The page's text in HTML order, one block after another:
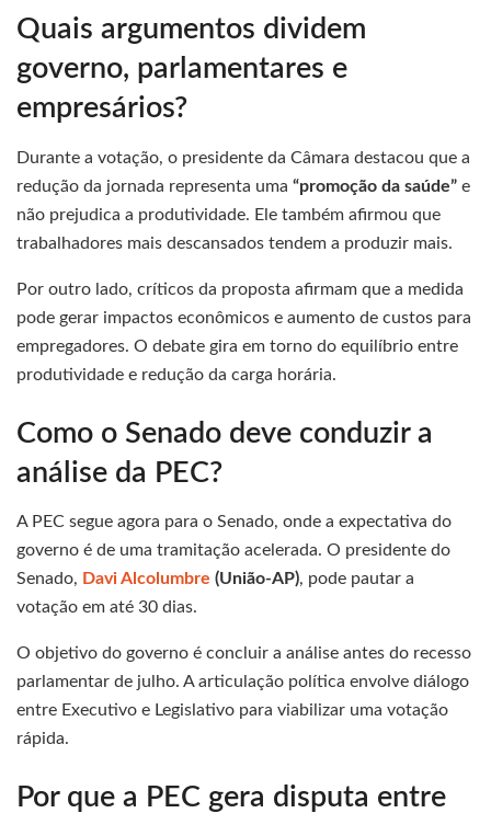
Quais argumentos dividem
governo, parlamentares e
empresários?
Durante a votação, o presidente da Câmara destacou que a
redução da jornada representa uma “promoção da saúde” e
não prejudica a produtividade. Ele também afirmou que
trabalhadores mais descansados tendem a produzir mais.
Por outro lado, críticos da proposta afirmam que a medida
pode gerar impactos econômicos e aumento de custos para
empregadores. O debate gira em torno do equilíbrio entre
produtividade e redução da carga horária.
Como o Senado deve conduzir a
análise da PEC?
A PEC segue agora para o Senado, onde a expectativa do
governo é de uma tramitação acelerada. O presidente do
Senado, Davi Alcolumbre (União-AP), pode pautar a
votação em até 30 dias.
O objetivo do governo é concluir a análise antes do recesso
parlamentar de julho. A articulação política envolve diálogo
entre Executivo e Legislativo para viabilizar uma votação
rápida.
Por que a PEC gera disputa entre